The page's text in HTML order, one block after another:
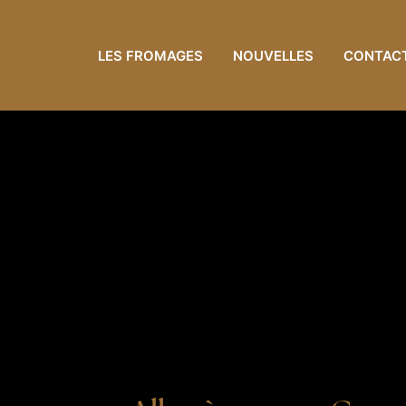
LES FROMAGES NOUVELLES